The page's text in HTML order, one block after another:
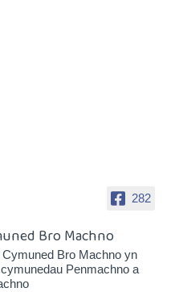
282
Bro Machno
Cymuned Bro Machno yn
Penmachno a